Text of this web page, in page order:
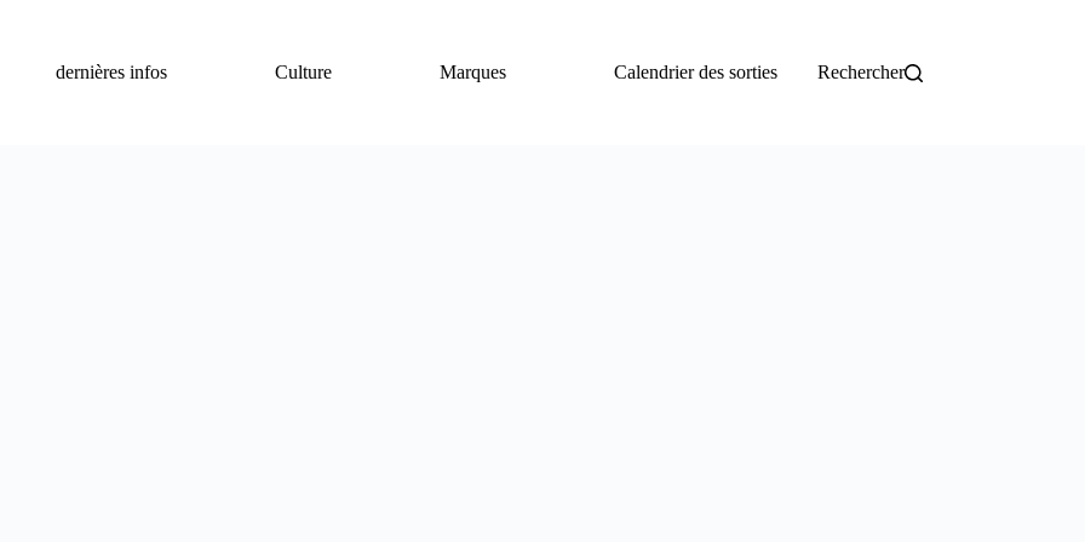
dernières infos
Culture Marques Calendrier des sorties Rechercher